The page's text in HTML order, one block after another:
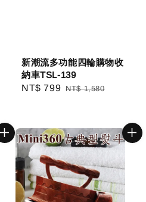
新潮流多功能四輪購物收
納車TSL-139
Sale
NT$ 799 Regular
NT$ 1,580